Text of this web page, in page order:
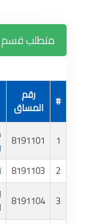
متطلب قسم
# رقم
المساق
1
8191101
2
8191103
3
8191104